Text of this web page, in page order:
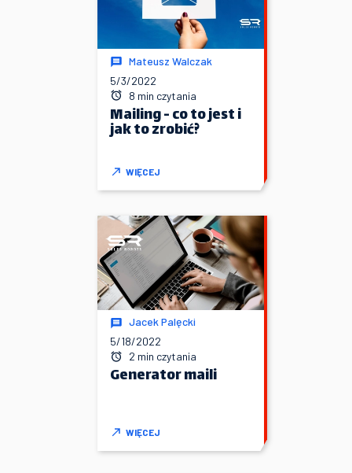
Mateusz Walczak
5/3/2022
8 min czytania
Mailing - co to jest i
jak to zrobić?
WIĘCEJ
Jacek Palęcki
5/18/2022
2 min czytania
Generator maili
WIĘCEJ